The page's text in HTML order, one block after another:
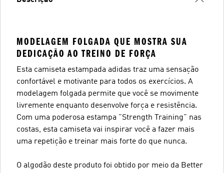
MODELAGEM FOLGADA QUE MOSTRA SUA
DEDICAÇÃO AO TREINO DE FORÇA
Esta camiseta estampada adidas traz uma sensação
confortável e motivante para todos os exercícios. A
modelagem folgada permite que você se movimente
livremente enquanto desenvolve força e resistência.
Com uma poderosa estampa "Strength Training" nas
costas, esta camiseta vai inspirar você a fazer mais
uma repetição e treinar mais forte do que nunca.
O algodão deste produto foi obtido por meio da Better